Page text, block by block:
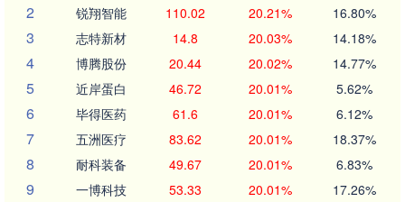
2 锐翔智能 110.02 20.21% 16.80%
3 志特新材 14.8 20.03% 14.18%
4 博腾股份 20.44 20.02% 14.77%
5 近岸蛋白 46.72 20.01% 5.62%
6 毕得医药 61.6 20.01% 6.12%
7 五洲医疗 83.62 20.01% 18.37%
8 耐科装备 49.67 20.01% 6.83%
9 一博科技 53.33 20.01% 17.26%